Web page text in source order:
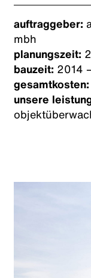
auftraggeber:
mbh
planungszeit:
bauzeit: 2014
gesamtkosten:
unsere